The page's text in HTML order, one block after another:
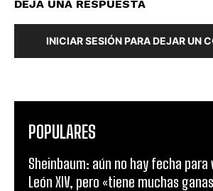
DEJA UNA RESPUESTA
INICIAR SESIÓN PARA DEJAR UN
POPULARES
Sheinbaum: aún no hay fecha para
León XIV, pero «tiene muchas